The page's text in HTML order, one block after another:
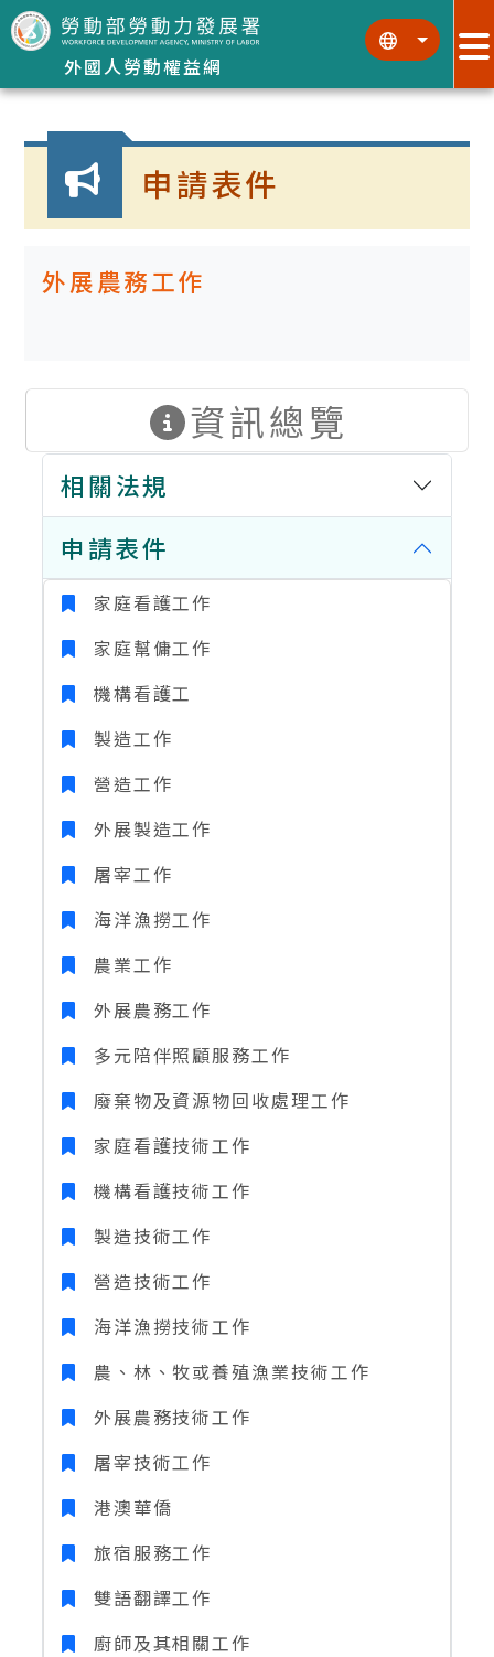
跳到主要內容區塊
外國人勞動權益網
::: :::
:::
申請表件
外展農務工作
資訊總覽
相關法規
申請表件
家庭看護工作
家庭幫傭工作
機構看護工
製造工作
營造工作
外展製造工作
屠宰工作
海洋漁撈工作
農業工作
外展農務工作
多元陪伴照顧服務工作
廢棄物及資源物回收處理工作
家庭看護技術工作
機構看護技術工作
製造技術工作
營造技術工作
海洋漁撈技術工作
農、林、牧或養殖漁業技術工作
外展農務技術工作
屠宰技術工作
港澳華僑
旅宿服務工作
雙語翻譯工作
廚師及其相關工作